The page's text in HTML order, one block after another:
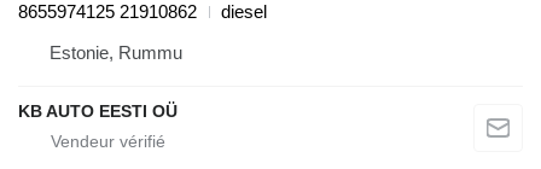
8655974125 21910862
diesel
Estonie, Rummu
KB AUTO EESTI OÜ